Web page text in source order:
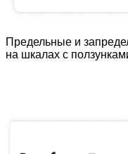
Предельные и
на шкалах с